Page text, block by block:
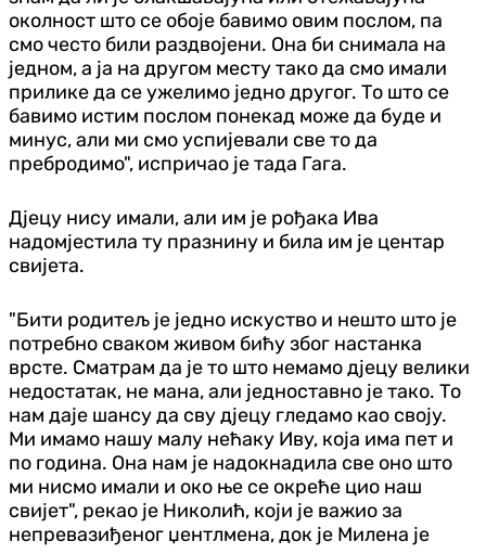
околност што се обоје бавимо овим послом, па
смо често били раздвојени. Она би снимала на
једном, а ја на другом месту тако да смо имали
прилике да се ужелимо једно другог. То што се
бавимо истим послом понекад може да буде и
минус, али ми смо успијевали све то да
пребродимо", испричао је тада Гага.
Дјецу нису имали, али им је рођака Ива
надомјестила ту празнину и била им је центар
свијета.
"Бити родитељ је једно искуство и нешто што је
потребно сваком живом бићу због настанка
врсте. Сматрам да је то што немамо дјецу велики
недостатак, не мана, али једноставно је тако. То
нам даје шансу да сву дјецу гледамо као своју.
Ми имамо нашу малу нећаку Иву, која има пет и
по година. Она нам је надокнадила све оно што
ми нисмо имали и око ње се окреће цио наш
свијет", рекао је Николић, који је важио за
непревазиђеног џентлмена, док је Милена је